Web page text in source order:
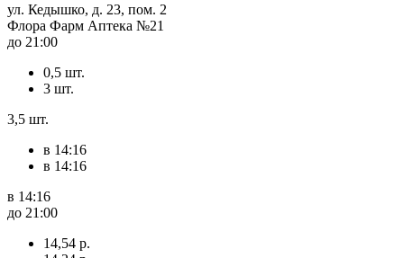
ул. Кедышко, д. 23, пом. 2
Флора Фарм Аптека №21
до 21:00
0,5 шт.
3 шт.
3,5 шт.
в 14:16
в 14:16
в 14:16
до 21:00
14,54 р.